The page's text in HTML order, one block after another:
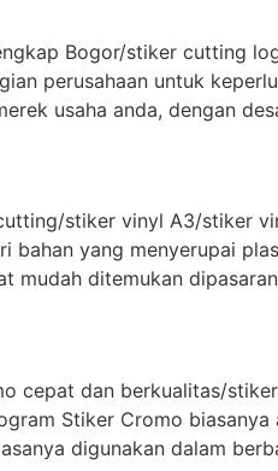
Bogor/stiker cutting
perusahaan untuk
usaha anda, dengan
stiker vinyl A3/stiker
yang menyerupai
mudah ditemukan
cepat dan berkualitas/
Stiker Cromo
digunakan dalam